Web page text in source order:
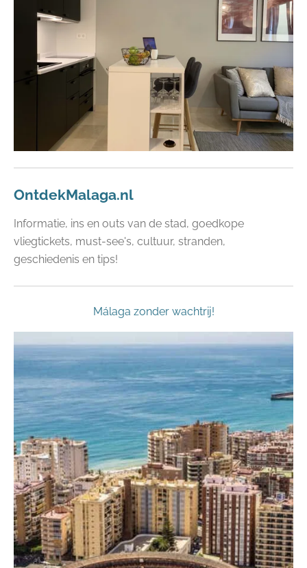
OntdekMalaga.nl
Informatie, ins en outs van de stad, goedkope
vliegtickets, must-see's, cultuur, stranden,
geschiedenis en tips!
Málaga zonder wachtrij!